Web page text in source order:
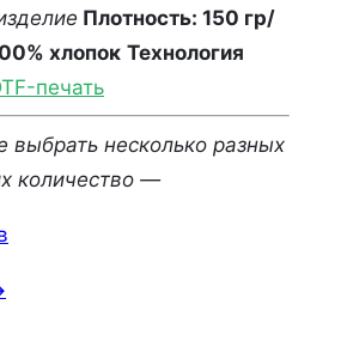
Плотность: 150 гр/
хлопок Технология
печать
несколько разных
количество —